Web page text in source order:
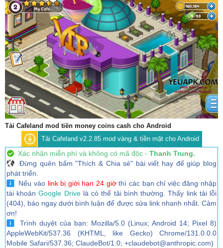
Tải Cafeland mod tiền money coins cash cho Android
Tải Cafeland v2.2.85 mod vàng & tiền mặt cho Android
Xác nhận miễn phí và không có mã độc - Thanh Trung.
Đừng quên bấm "Thích & Chia sẻ" bài viết hay để giúp blog
phát triển.
Nếu vào link bị giới hạn 24 giờthì các bạn chỉ việc đăng nhập
tài khoảnGoogle Drivelà có thể tải bình thường. Thấy link tải lỗi
(404), báo ngay dưới bình luận để được sửa link nhanh nhất. Cảm
ơn!
Trình duyệt của bạn: Mozilla/5.0 (Linux; Android 14; Pixel 8)
AppleWebKit/537.36 (KHTML, like Gecko) Chrome/131.0.0.0
Mobile Safari/537.36; ClaudeBot/1.0; +claudebot@anthropic.com)